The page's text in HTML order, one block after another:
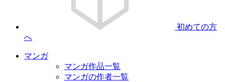
初めての方
へ
マンガ
マンガ作品一覧
マンガの作者一覧